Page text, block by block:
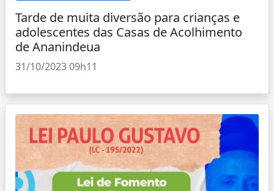
Tarde de muita diversão para crianças e
adolescentes das Casas de Acolhimento
de Ananindeua
31/10/2023 09h11